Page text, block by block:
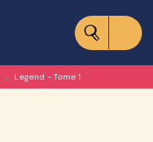
CONTENU
• Legend - Tome 1